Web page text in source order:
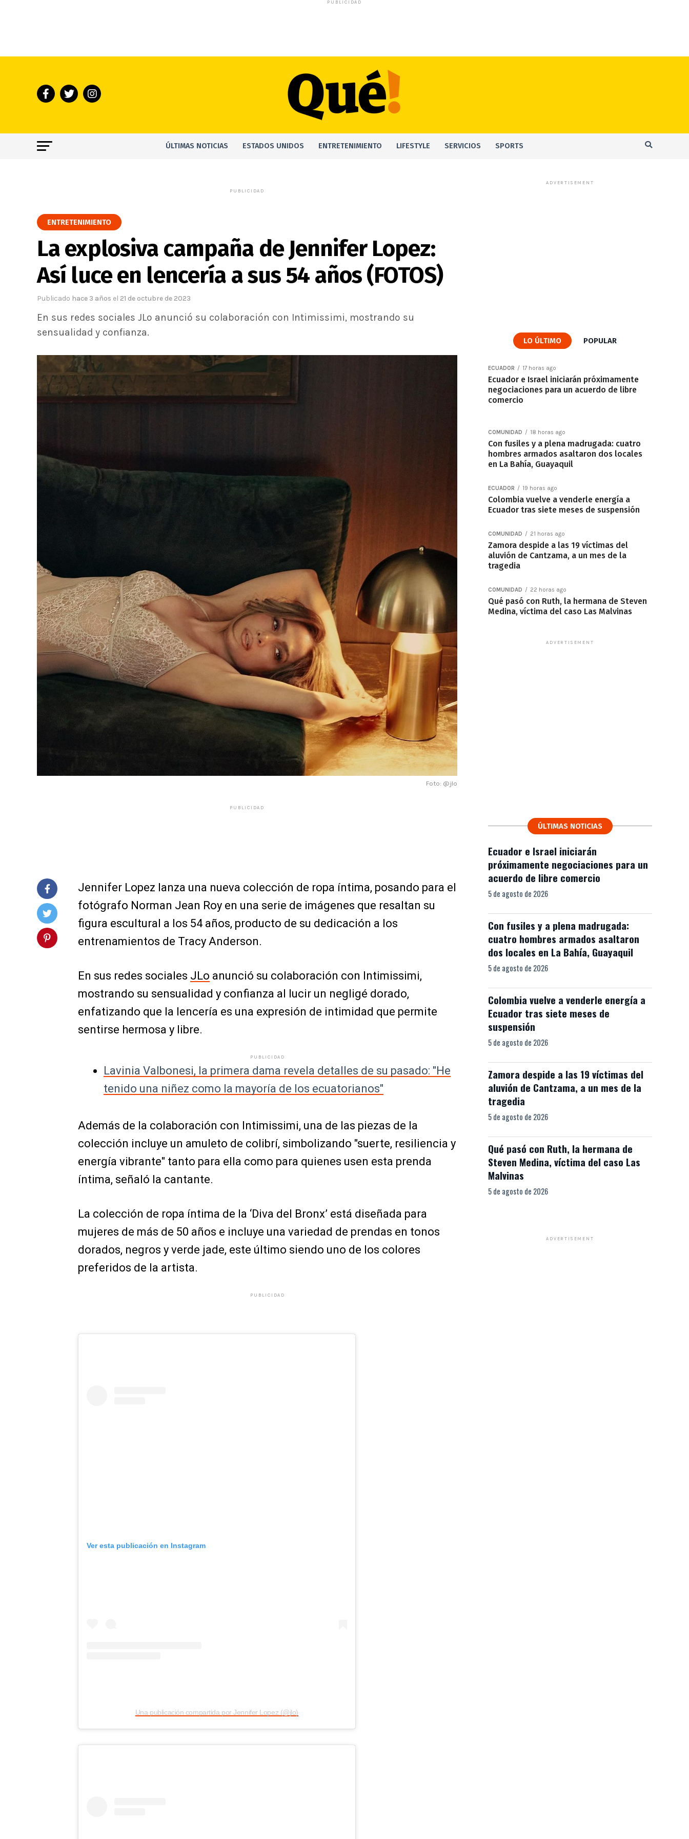
PUBLICIDAD
ÚLTIMAS NOTICIAS ESTADOS UNIDOS ENTRETENIMIENTO LIFESTYLE SERVICIOS SPORTS
PUBLICIDAD
ENTRETENIMIENTO
La explosiva campaña de Jennifer Lopez:
Así luce en lencería a sus 54 años (FOTOS)
Publicado hace 3 años el 21 de octubre de 2023
En sus redes sociales JLo anunció su colaboración con Intimissimi, mostrando su
sensualidad y confianza.
Foto: @jlo
PUBLICIDAD
Jennifer Lopez lanza una nueva colección de ropa íntima, posando para el
fotógrafo Norman Jean Roy en una serie de imágenes que resaltan su
figura escultural a los 54 años, producto de su dedicación a los
entrenamientos de Tracy Anderson.
En sus redes sociales JLo anunció su colaboración con Intimissimi,
mostrando su sensualidad y confianza al lucir un negligé dorado,
enfatizando que la lencería es una expresión de intimidad que permite
sentirse hermosa y libre.
PUBLICIDAD
Lavinia Valbonesi, la primera dama revela detalles de su pasado: "He
tenido una niñez como la mayoría de los ecuatorianos"
Además de la colaboración con Intimissimi, una de las piezas de la
colección incluye un amuleto de colibrí, simbolizando "suerte, resiliencia y
energía vibrante" tanto para ella como para quienes usen esta prenda
íntima, señaló la cantante.
La colección de ropa íntima de la ‘Diva del Bronx’ está diseñada para
mujeres de más de 50 años e incluye una variedad de prendas en tonos
dorados, negros y verde jade, este último siendo uno de los colores
preferidos de la artista.
PUBLICIDAD
Ver esta publicación en Instagram
Una publicación compartida por Jennifer Lopez (@jlo)
ADVERTISEMENT
LO ÚLTIMO POPULAR
ECUADOR 17 horas ago
Ecuador e Israel iniciarán próximamente
negociaciones para un acuerdo de libre
comercio
COMUNIDAD 18 horas ago
Con fusiles y a plena madrugada: cuatro
hombres armados asaltaron dos locales
en La Bahía, Guayaquil
ECUADOR 19 horas ago
Colombia vuelve a venderle energía a
Ecuador tras siete meses de suspensión
COMUNIDAD 21 horas ago
Zamora despide a las 19 víctimas del
aluvión de Cantzama, a un mes de la
tragedia
COMUNIDAD 22 horas ago
Qué pasó con Ruth, la hermana de Steven
Medina, víctima del caso Las Malvinas
ADVERTISEMENT
ÚLTIMAS NOTICIAS
Ecuador e Israel iniciarán
próximamente negociaciones para un
acuerdo de libre comercio
5 de agosto de 2026
Con fusiles y a plena madrugada:
cuatro hombres armados asaltaron
dos locales en La Bahía, Guayaquil
5 de agosto de 2026
Colombia vuelve a venderle energía a
Ecuador tras siete meses de
suspensión
5 de agosto de 2026
Zamora despide a las 19 víctimas del
aluvión de Cantzama, a un mes de la
tragedia
5 de agosto de 2026
Qué pasó con Ruth, la hermana de
Steven Medina, víctima del caso Las
Malvinas
5 de agosto de 2026
ADVERTISEMENT